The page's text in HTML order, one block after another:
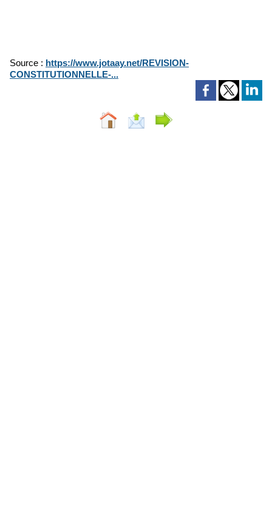
Source : https://www.jotaay.net/REVISION-
CONSTITUTIONNELLE-...